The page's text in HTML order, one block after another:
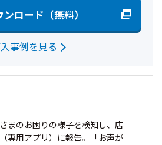
ロード（無料）
事例を見る
まのお困りの様子を検知し、店
専用アプリ）に報告。「お声が